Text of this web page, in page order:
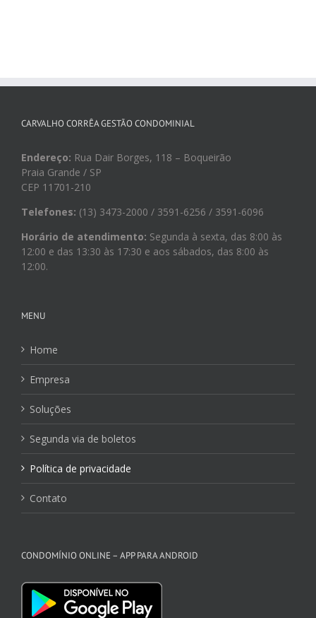
CARVALHO CORRÊA GESTÃO CONDOMINIAL
Endereço: Rua Dair Borges, 118 – Boqueirão
Praia Grande / SP
CEP 11701-210
Telefones: (13) 3473-2000 / 3591-6256 / 3591-6096
Horário de atendimento: Segunda à sexta, das 8:00 às
12:00 e das 13:30 às 17:30 e aos sábados, das 8:00 às
12:00.
MENU
Home
Empresa
Soluções
Segunda via de boletos
Política de privacidade
Contato
CONDOMÍNIO ONLINE – APP PARA ANDROID